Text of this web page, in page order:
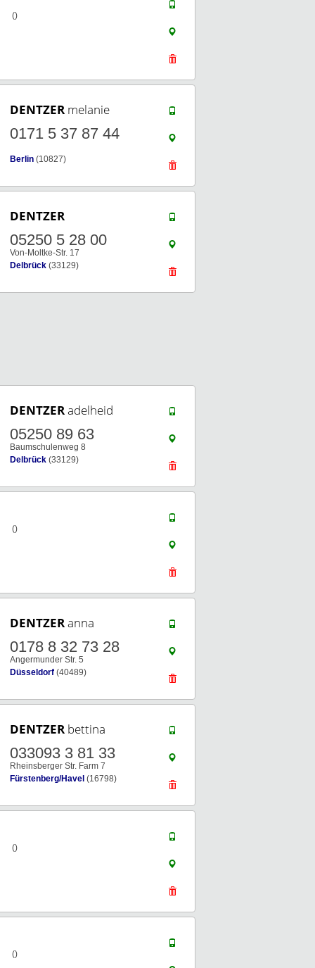
()
DENTZER melanie
0171 5 37 87 44
Berlin (10827)
DENTZER
05250 5 28 00
Von-Moltke-Str. 17
Delbrück (33129)
DENTZERadelheid
05250 89 63
Baumschulenweg 8
Delbrück (33129)
()
DENTZERanna
0178 8 32 73 28
Angermunder Str. 5
Düsseldorf (40489)
DENTZER bettina
033093 3 81 33
Rheinsberger Str. Farm 7
Fürstenberg/Havel (16798)
()
()